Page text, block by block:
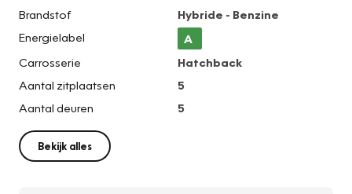
Brandstof
Hybride - Benzine
Energielabel
A
Carrosserie
Hatchback
Aantal zitplaatsen
5
Aantal deuren
5
Bekijk alles